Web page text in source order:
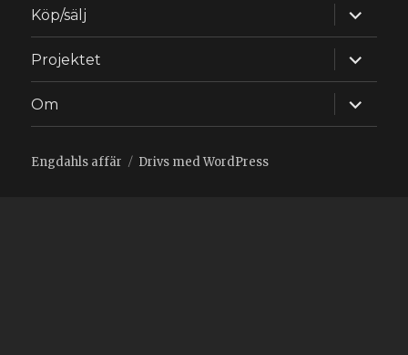
Köp/sälj
Projektet
Om
Engdahls affär Drivs med WordPress